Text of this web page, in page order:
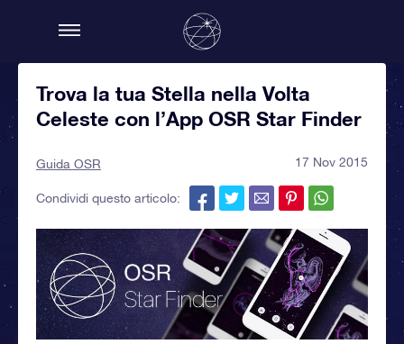
Trova la tua Stella nella Volta
Celeste con l’App OSR Star Finder
Guida OSR 17 Nov 2015
Condividi questo articolo: